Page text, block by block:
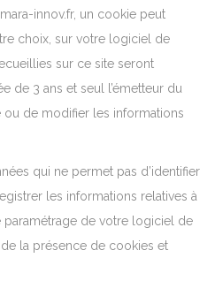
innov.fr, un cookie peut
choix, sur votre logiciel de
sur ce site seront
de 3 ans et seul l’émetteur du
de modifier les informations
qui ne permet pas d’identifier
les informations relatives à
paramétrage de votre logiciel de
la présence de cookies et